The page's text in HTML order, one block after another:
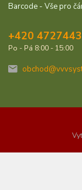
Barcode - Vše pro
+420
Po - Pá 8:00 - 15:00